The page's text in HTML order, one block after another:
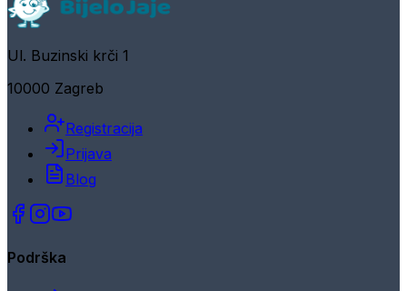
Ul. Buzinski krči 1
10000 Zagreb
Registracija
Prijava
Blog
Podrška